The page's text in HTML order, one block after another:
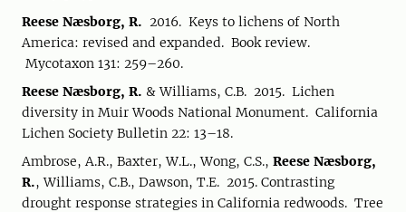
Reese Næsborg, R. 2016. Keys to lichens of North
America: revised and expanded. Book review.
Mycotaxon 131: 259–260.
Reese Næsborg, R. & Williams, C.B. 2015. Lichen
diversity in Muir Woods National Monument. California
Lichen Society Bulletin 22: 13–18.
Ambrose, A.R., Baxter, W.L., Wong, C.S., Reese Næsborg,
R., Williams, C.B., Dawson, T.E. 2015. Contrasting
drought response strategies in California redwoods. Tree